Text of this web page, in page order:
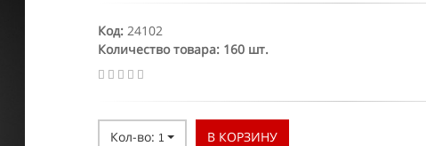
Код: 24102
Количество товара: 160 шт.
Кол-во: 1 В КОРЗИНУ